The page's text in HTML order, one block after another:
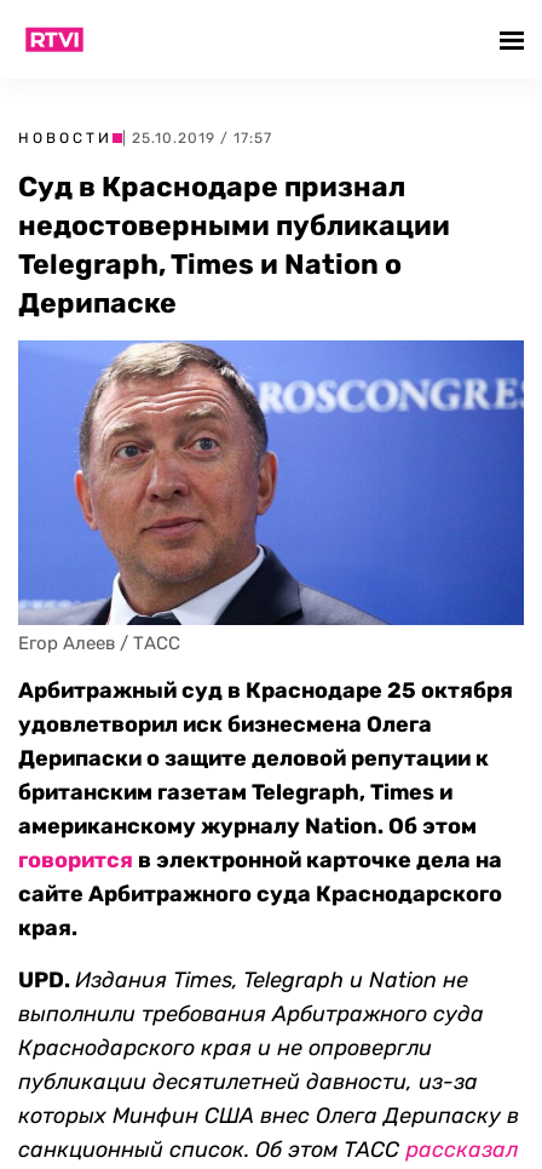
НОВОСТИ | 25.10.2019 / 17:57
Суд в Краснодаре признал
недостоверными публикации
Telegraph, Times и Nation о
Дерипаске
Егор Алеев / ТАСС
Арбитражный суд в Краснодаре 25 октября
удовлетворил иск бизнесмена Олега
Дерипаски о защите деловой репутации к
британским газетам Telegraph, Times и
американскому журналу Nation. Об этом
говорится в электронной карточке дела на
сайте Арбитражного суда Краснодарского
края.
UPD.Издания Times, Telegraph и Nation не
выполнили требования Арбитражного суда
Краснодарского края и не опровергли
публикации десятилетней давности, из-за
которых Минфин США внес Олега Дерипаску в
санкционный список. Об этом ТАСС рассказал